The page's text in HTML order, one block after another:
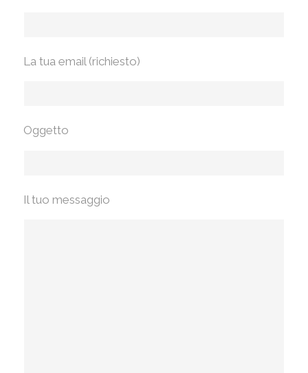
La tua email (richiesto)
Oggetto
Il tuo messaggio